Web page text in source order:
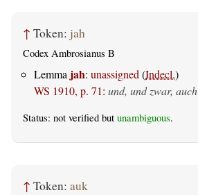
↑ Token: jah
Codex Ambrosianus B
Lemma jah: unassigned(Indecl.)
WS 1910, p. 71: und, und zwar, auch
Status: not verified but unambiguous.
↑ Token: auk